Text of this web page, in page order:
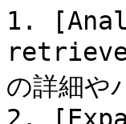
1.
の詳細や